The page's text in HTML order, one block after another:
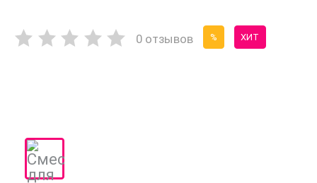
0 отзывов % ХИТ